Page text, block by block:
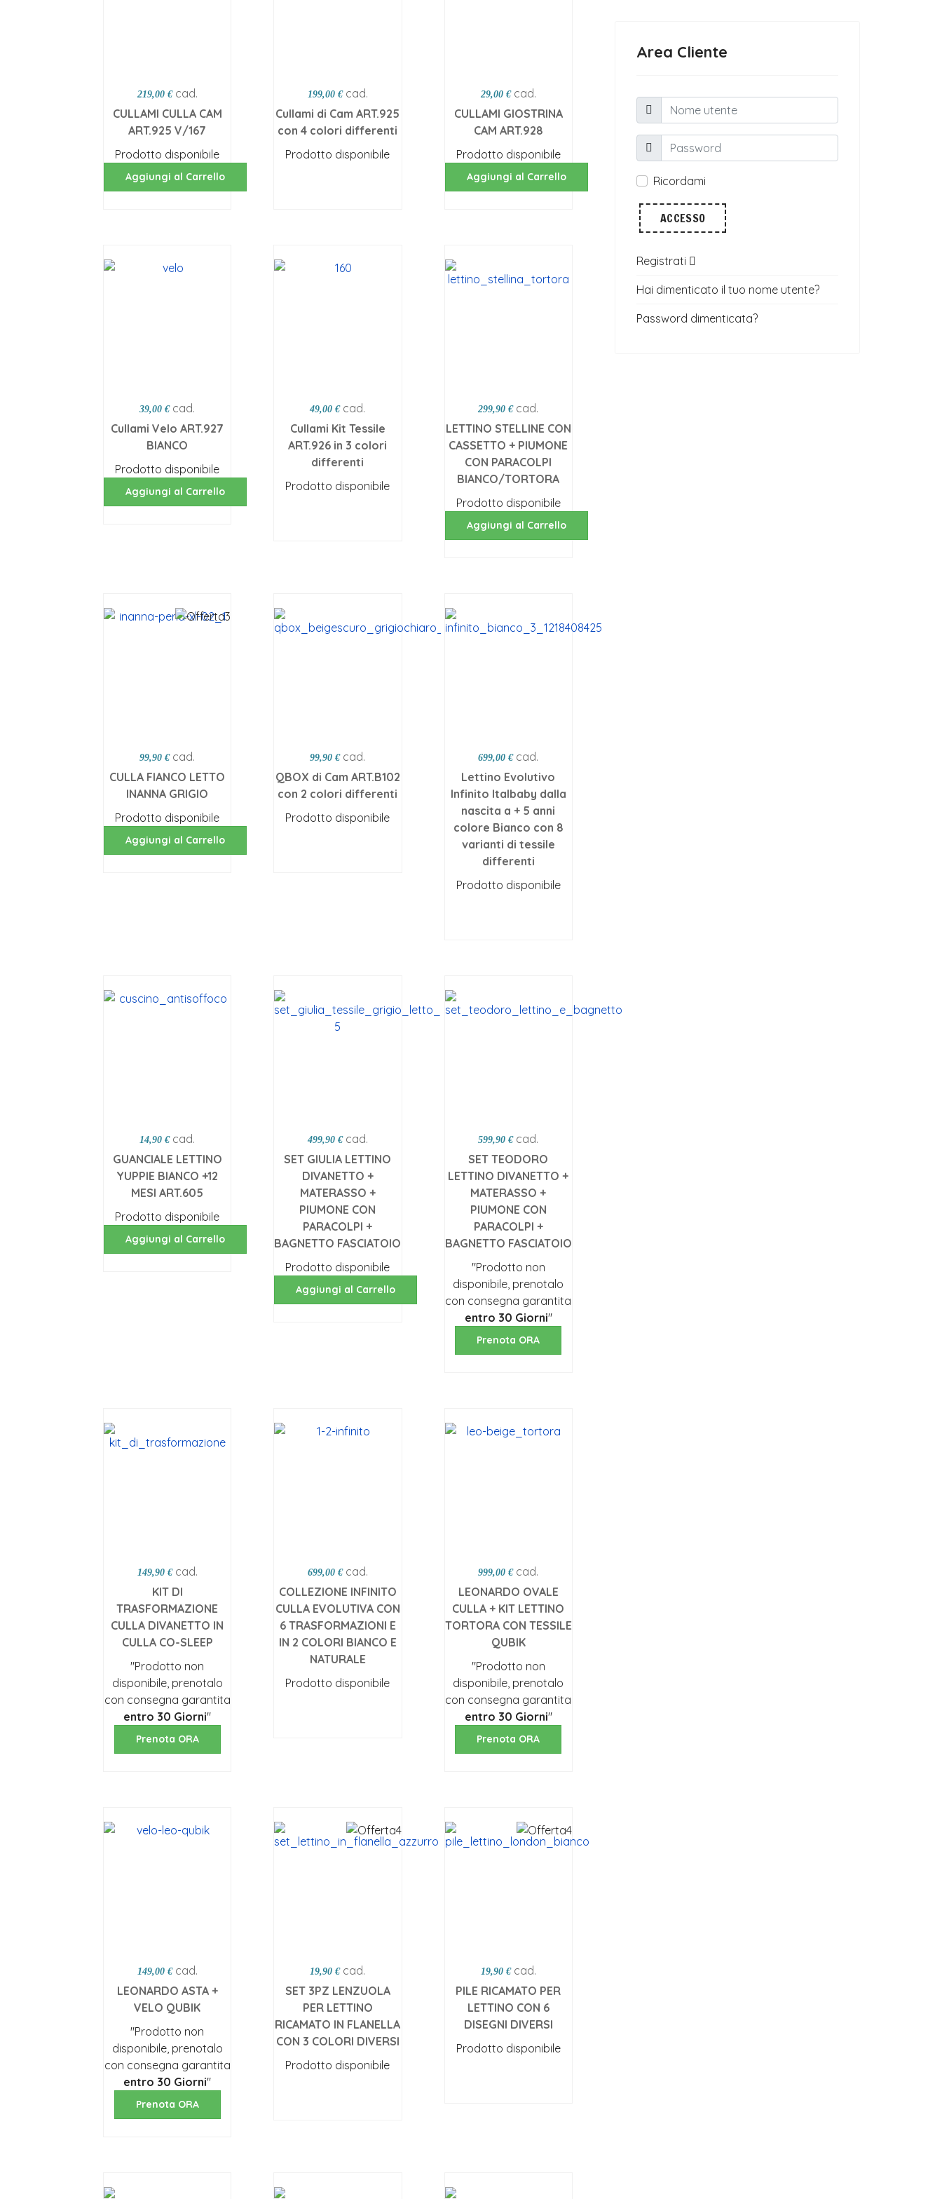
219,00 € cad.
CULLAMI CULLA CAM
ART.925 V/167
Prodotto disponibile
Aggiungi al Carrello
199,00 € cad.
Cullami di Cam ART.925
con 4 colori differenti
Prodotto disponibile
29,00 € cad.
CULLAMI GIOSTRINA
CAM ART.928
Prodotto disponibile
Aggiungi al Carrello
39,00 € cad.
Cullami Velo ART.927
BIANCO
Prodotto disponibile
Aggiungi al Carrello
49,00 € cad.
Cullami Kit Tessile
ART.926 in 3 colori
differenti
Prodotto disponibile
299,90 € cad.
LETTINO STELLINE CON
CASSETTO + PIUMONE
CON PARACOLPI
BIANCO/TORTORA
Prodotto disponibile
Aggiungi al Carrello
99,90 € cad.
CULLA FIANCO LETTO
INANNA GRIGIO
Prodotto disponibile
Aggiungi al Carrello
99,90 € cad.
QBOX di Cam ART.B102
con 2 colori differenti
Prodotto disponibile
699,00 € cad.
Lettino Evolutivo
Infinito Italbaby dalla
nascita a + 5 anni
colore Bianco con 8
varianti di tessile
differenti
Prodotto disponibile
14,90 € cad.
GUANCIALE LETTINO
YUPPIE BIANCO +12
MESI ART.605
Prodotto disponibile
Aggiungi al Carrello
499,90 € cad.
SET GIULIA LETTINO
DIVANETTO +
MATERASSO +
PIUMONE CON
PARACOLPI +
BAGNETTO FASCIATOIO
Prodotto disponibile
Aggiungi al Carrello
599,90 € cad.
SET TEODORO
LETTINO DIVANETTO +
MATERASSO +
PIUMONE CON
PARACOLPI +
BAGNETTO FASCIATOIO
"Prodotto non
disponibile, prenotalo
con consegna garantita
entro 30 Giorni"
Prenota ORA
149,90 € cad.
KIT DI
TRASFORMAZIONE
CULLA DIVANETTO IN
CULLA CO-SLEEP
"Prodotto non
disponibile, prenotalo
con consegna garantita
entro 30 Giorni"
Prenota ORA
699,00 € cad.
COLLEZIONE INFINITO
CULLA EVOLUTIVA CON
6 TRASFORMAZIONI E
IN 2 COLORI BIANCO E
NATURALE
Prodotto disponibile
999,00 € cad.
LEONARDO OVALE
CULLA + KIT LETTINO
TORTORA CON TESSILE
QUBIK
"Prodotto non
disponibile, prenotalo
con consegna garantita
entro 30 Giorni"
Prenota ORA
149,00 € cad.
LEONARDO ASTA +
VELO QUBIK
"Prodotto non
disponibile, prenotalo
con consegna garantita
entro 30 Giorni"
Prenota ORA
19,90 € cad.
SET 3PZ LENZUOLA
PER LETTINO
RICAMATO IN FLANELLA
CON 3 COLORI DIVERSI
Prodotto disponibile
19,90 € cad.
PILE RICAMATO PER
LETTINO CON 6
DISEGNI DIVERSI
Prodotto disponibile
Area Cliente
Ricordami
ACCESSO
Registrati
Hai dimenticato il tuo nome utente?
Password dimenticata?